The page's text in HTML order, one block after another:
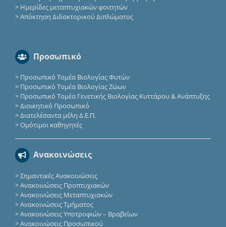
> Ημερίδες μεταπτυχιακών φοιτητών
>Απόκτηση Διδακτορικού Διπλώματος
Προσωπικό
> Προσωπικό Τομέα Βιολογίας Φυτών
> Προσωπικό Τομέα Βιολογίας Ζώων
> Προσωπικό Τομέα Γενετικής Βιολογίας Κυττάρου & Ανάπτυξης
>Διοικητικό Προσωπικό
>Διατελέσαντα μέλη Δ.Ε.Π.
>Ομότιμοι καθηγητές
Ανακοινώσεις
>Σημαντικές Ανακοινώσεις
>Ανακοινώσεις Προπτυχιακών
>Ανακοινώσεις Μεταπτυχιακών
>Ανακοινώσεις Τμήματος
>Ανακοινώσεις Υποτροφιών – Βραβείων
>Ανακοινώσεις Προσωπικού